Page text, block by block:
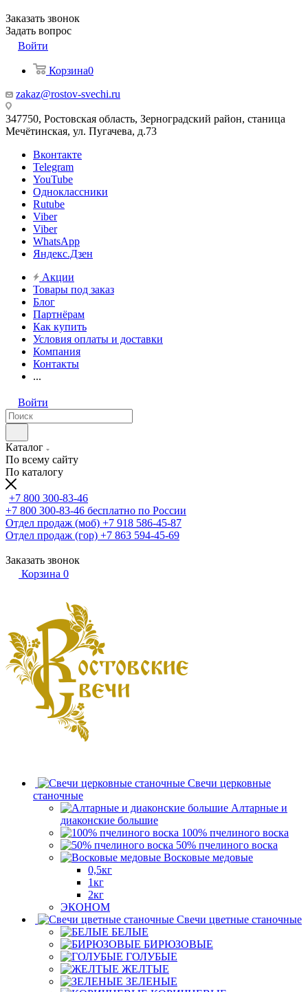
Заказать звонок
Задать вопрос
Войти
Корзина0
zakaz@rostov-svechi.ru
347750, Ростовская область, Зерноградский район, станица
Мечётинская, ул. Пугачева, д.73
Вконтакте
Telegram
YouTube
Одноклассники
Rutube
Viber
Viber
WhatsApp
Яндекс.Дзен
Акции
Товары под заказ
Блог
Партнёрам
Как купить
Условия оплаты и доставки
Компания
Контакты
...
Войти
Каталог
По всему сайту
По каталогу
+7 800 300-83-46
+7 800 300-83-46 бесплатно по России
Отдел продаж (моб) +7 918 586-45-87
Отдел продаж (гор) +7 863 594-45-69
Заказать звонок
Корзина 0
Свечи церковные
станочные
Алтарные и
диаконские большие
100% пчелиного воска
50% пчелиного воска
Восковые медовые
0,5кг
1кг
2кг
ЭКОНОМ
Свечи цветные станочные
БЕЛЫЕ
БИРЮЗОВЫЕ
ГОЛУБЫЕ
ЖЕЛТЫЕ
ЗЕЛЕНЫЕ